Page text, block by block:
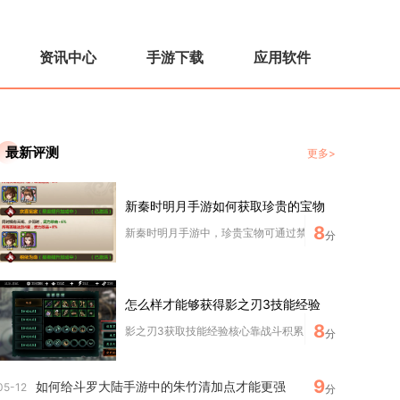
资讯中心 手游下载 应用软件
最新评测 更多>
新秦时明月手游如何获取珍贵的宝物
新秦时明月手游中，珍贵宝物可通过禁地寻宝、限时活动
8分
怎么样才能够获得影之刃3技能经验
影之刃3获取技能经验核心靠战斗积累、心法吞噬、副本
8分
12 如何给斗罗大陆手游中的朱竹清加点才能更强 9分